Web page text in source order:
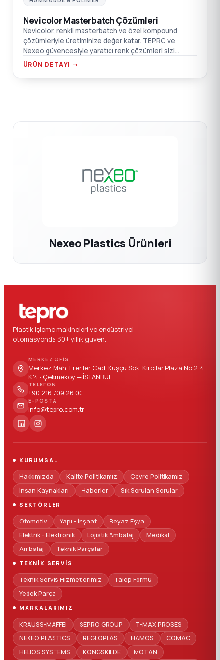
Nevicolor Masterbatch Çözümleri
Nevicolor, renkli masterbatch ve özel kompound
çözümleriyle üretiminize değer katar. TEPRO ve
Nexeo güvencesiyle yaratıcı renk çözümleri sizi
bekliyor.
ÜRÜN DETAYI →
Nexeo Plastics Ürünleri
Plastik işleme makineleri ve endüstriyel
otomasyonda 30+ yıllık güven.
MERKEZ OFIS
Merkez Mah. Erenler Cad. Kuşçu Sok. Kırcılar Plaza No:2-4
K:4 · Çekmeköy — İSTANBUL
TELEFON
+90 216 709 26 00
E-POSTA
info@tepro.com.tr
KURUMSAL
Hakkımızda Kalite Politikamız
Çevre Politikamız
İnsan Kaynakları
Haberler Sık Sorulan Sorular
SEKTÖRLER
Otomotiv Yapı - İnşaat
Beyaz Eşya
Elektrik - Elektronik
Lojistik Ambalaj
Medikal
Ambalaj
Teknik Parçalar
TEKNIK SERVIS
Teknik Servis Hizmetlerimiz
Talep Formu
Yedek Parça
MARKALARIMIZ
KRAUSS-MAFFEI SEPRO GROUP
T-MAX PROSES
NEXEO PLASTICS
REGLOPLAS HAMOS
COMAC
HELIOS SYSTEMS
KONGSKILDE MOTAN